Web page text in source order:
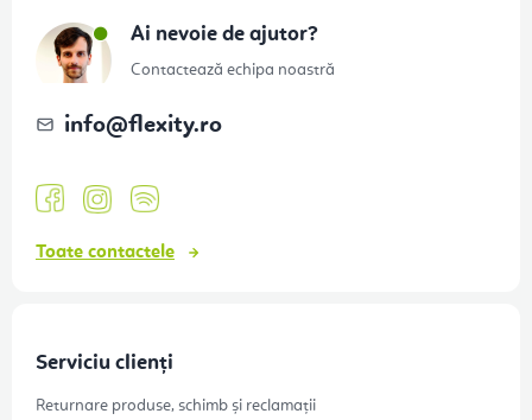
Ai nevoie de ajutor?
Contactează echipa noastră
info@flexity.ro
Toate contactele
Serviciu clienți
Returnare produse, schimb și reclamații